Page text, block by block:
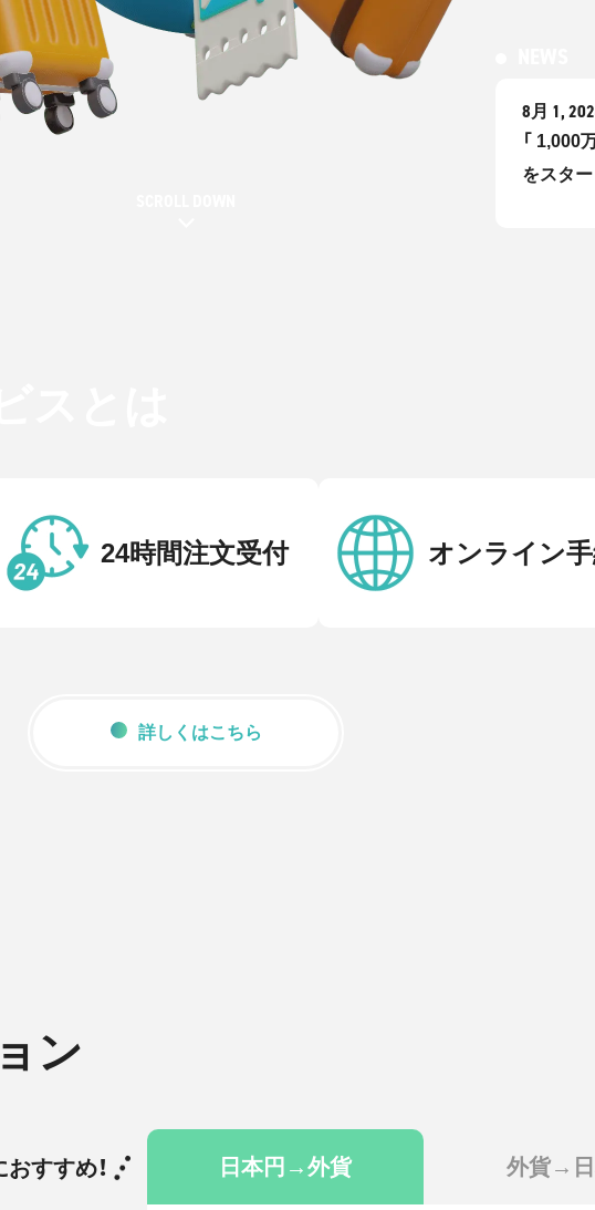
8月 1,
「 1,000
をスター
24時間注文受付 オンライン手
詳しくはこちら
ン
すすめ！ 日本円→外貨 外貨→日